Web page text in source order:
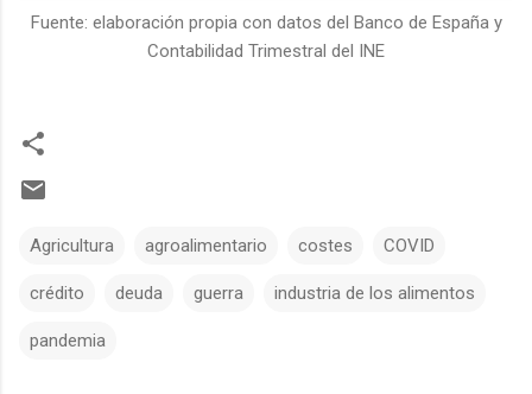
Fuente: elaboración propia con datos del Banco de España y
Contabilidad Trimestral del INE
Agricultura agroalimentario costes COVID
crédito deuda guerra industria de los alimentos
pandemia